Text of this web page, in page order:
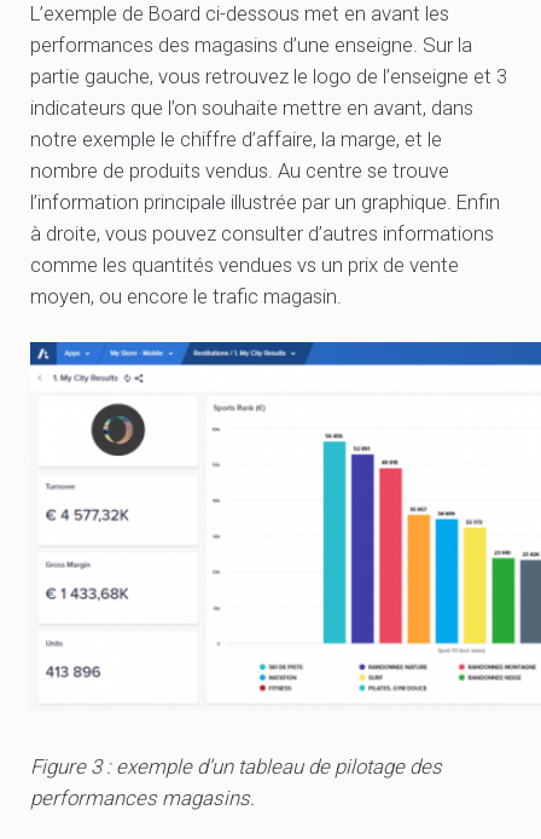
L’exemple de Board ci-dessous met en avant les
performances des magasins d’une enseigne. Sur la
partie gauche, vous retrouvez le logo de l’enseigne et 3
indicateurs que l’on souhaite mettre en avant, dans
notre exemple le chiffre d’affaire, la marge, et le
nombre de produits vendus. Au centre se trouve
l’information principale illustrée par un graphique. Enfin
à droite, vous pouvez consulter d’autres informations
comme les quantités vendues vs un prix de vente
moyen, ou encore le trafic magasin.
Figure 3 : exemple d’un tableau de pilotage des
performances magasins.